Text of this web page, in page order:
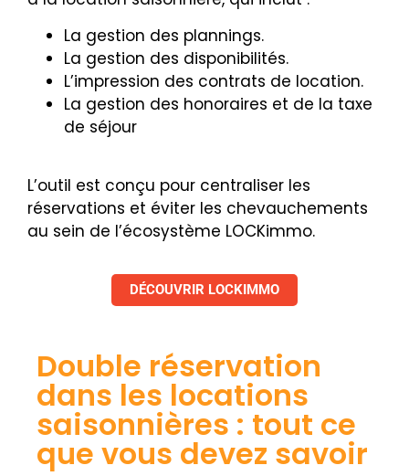
La gestion des plannings.
La gestion des disponibilités.
L’impression des contrats de location.
La gestion des honoraires et de la taxe
de séjour
L’outil est conçu pour centraliser les
réservations et éviter les chevauchements
au sein de l’écosystème LOCKimmo.
DÉCOUVRIR LOCKIMMO
Double réservation
dans les locations
saisonnières : tout ce
que vous devez savoir